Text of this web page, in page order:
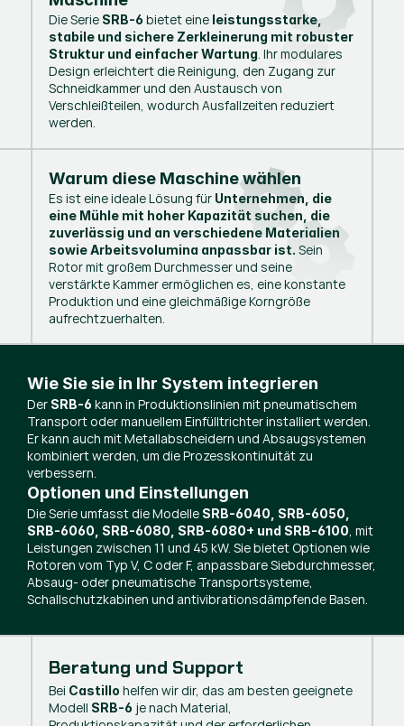
Wie Sie sie in Ihr System integrieren
Der SRB-6 kann in Produktionslinien mit pneumatischem
Transport oder manuellem Einfülltrichter installiert werden.
Er kann auch mit Metallabscheidern und Absaugsystemen
kombiniert werden, um die Prozesskontinuität zu
verbessern.
Optionen und Einstellungen
Die Serie umfasst die Modelle SRB-6040, SRB-6050,
SRB-6060, SRB-6080, SRB-6080+ und SRB-6100, mit
Leistungen zwischen 11 und 45 kW. Sie bietet Optionen wie
Rotoren vom Typ V, C oder F, anpassbare Siebdurchmesser,
Absaug- oder pneumatische Transportsysteme,
Schallschutzkabinen und antivibrationsdämpfende Basen.
Beratung und Support
Bei Castillo helfen wir dir, das am besten geeignete
Modell SRB-6 je nach Material,
Die Serie SRB-6 bietet eine leistungsstarke,
stabile und sichere Zerkleinerung mit robuster
Struktur und einfacher Wartung. Ihr modulares
Design erleichtert die Reinigung, den Zugang zur
Schneidkammer und den Austausch von
Verschleißteilen, wodurch Ausfallzeiten reduziert
werden.
Warum diese Maschine wählen
Es ist eine ideale Lösung für Unternehmen, die
eine Mühle mit hoher Kapazität suchen, die
zuverlässig und an verschiedene Materialien
sowie Arbeitsvolumina anpassbar ist. Sein
Rotor mit großem Durchmesser und seine
verstärkte Kammer ermöglichen es, eine konstante
Produktion und eine gleichmäßige Korngröße
aufrechtzuerhalten.